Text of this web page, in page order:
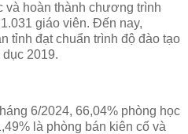
và hoàn thành chương trình
giáo viên. Đến nay,
tỉnh đạt chuẩn trình độ đào tạo
2019.
6/2024, 66,04% phòng học
là phòng bán kiên cố và